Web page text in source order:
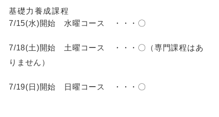
基礎力養成課程
7/15(水)開始 水曜コース ・・・〇
7/18(土)開始 土曜コース ・・・〇（専門課程はあ
りません）
7/19(日)開始 日曜コース ・・・〇